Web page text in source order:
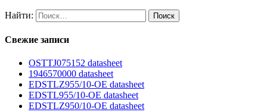
Найти:
Свежие записи
OSTTJ075152 datasheet
1946570000 datasheet
EDSTLZ955/10-OE datasheet
EDSTL955/10-OE datasheet
EDSTLZ950/10-OE datasheet